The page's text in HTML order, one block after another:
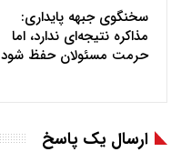
سخنگوی جبهه پایداری:
مذاکره نتیجه‌ای ندارد، اما
حرمت مسئولان حفظ شود
ارسال یک پاسخ